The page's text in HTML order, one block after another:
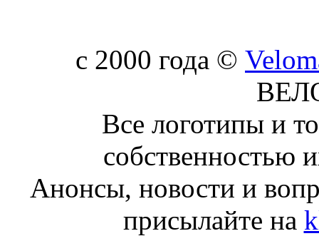
c 2000 года ©
Все логотипы и
собственностью
Анонсы, новости и
присылайте на